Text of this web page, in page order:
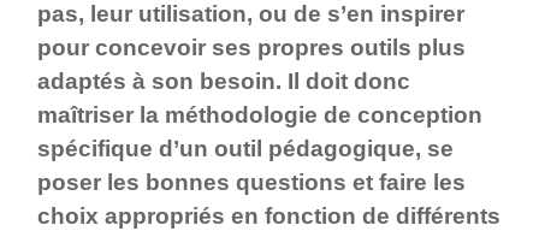
pas, leur utilisation, ou de s’en inspirer
pour concevoir ses propres outils plus
adaptés à son besoin. Il doit donc
maîtriser la méthodologie de conception
spécifique d’un outil pédagogique, se
poser les bonnes questions et faire les
choix appropriés en fonction de différents